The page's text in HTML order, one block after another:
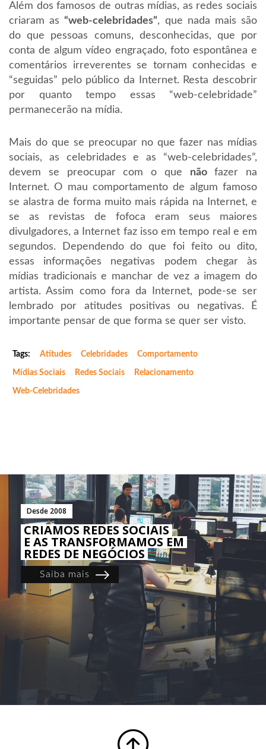
Além dos famosos de outras mídias, as redes sociais
criaram as“web-celebridades”, que nada mais são
do que pessoas comuns, desconhecidas, que por
conta de algum vídeo engraçado, foto espontânea e
comentários irreverentes se tornam conhecidas e
“seguidas” pelo público da Internet. Resta descobrir
por quanto tempo essas “web-celebridade”
permanecerão na mídia.
Mais do que se preocupar no que fazer nas mídias
sociais, as celebridades e as “web-celebridades”,
devem se preocupar com o que nãofazer na
Internet. O mau comportamento de algum famoso
se alastra de forma muito mais rápida na Internet, e
se as revistas de fofoca eram seus maiores
divulgadores, a Internet faz isso em tempo real e em
segundos. Dependendo do que foi feito ou dito,
essas informações negativas podem chegar às
mídias tradicionais e manchar de vez a imagem do
artista. Assim como fora da Internet, pode-se ser
lembrado por atitudes positivas ou negativas. É
importante pensar de que forma se quer ser visto.
Tags: Atitudes Celebridades Comportamento
Mídias Sociais Redes Sociais Relacionamento
Web-Celebridades
Desde 2008
CRIAMOS REDES SOCIAIS
E AS TRANSFORMAMOS EM
REDES DE NEGÓCIOS
Saiba mais